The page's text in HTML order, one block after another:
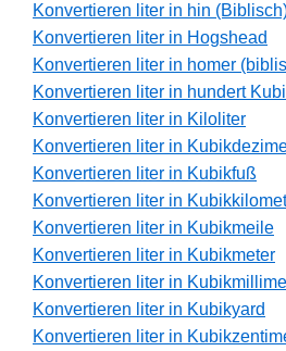
Konvertieren liter in hin
Konvertieren liter in Hogshead
Konvertieren liter in homer
Konvertieren liter in hundert
Konvertieren liter in Kiloliter
Konvertieren liter in
Konvertieren liter in Kubikfuß
Konvertieren liter in
Konvertieren liter in Kubikmeile
Konvertieren liter in Kubikmeter
Konvertieren liter in
Konvertieren liter in Kubikyard
Konvertieren liter in